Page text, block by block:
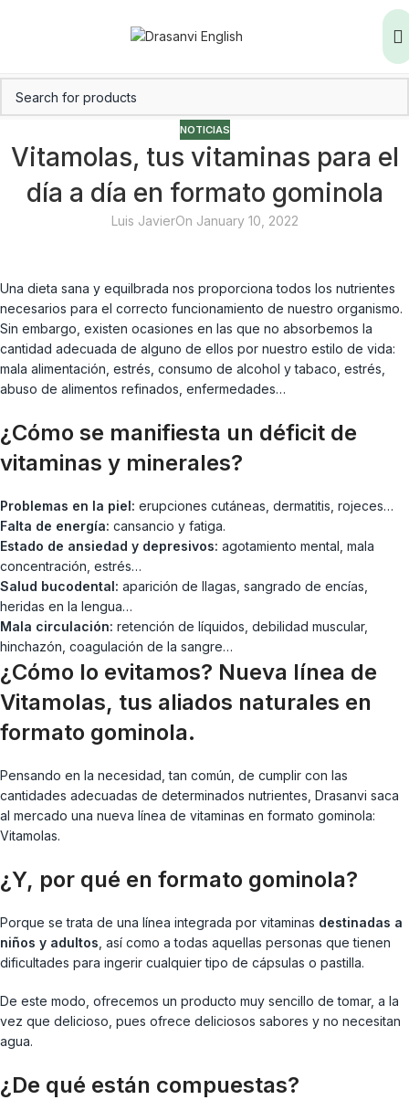
NOTICIAS
Vitamolas, tus vitaminas para el
día a día en formato gominola
Luis JavierOn January 10, 2022
Una dieta sana y equilbrada nos proporciona todos los nutrientes
necesarios para el correcto funcionamiento de nuestro organismo.
Sin embargo, existen ocasiones en las que no absorbemos la
cantidad adecuada de alguno de ellos por nuestro estilo de vida:
mala alimentación, estrés, consumo de alcohol y tabaco, estrés,
abuso de alimentos refinados, enfermedades…
¿Cómo se manifiesta un déficit de
vitaminas y minerales?
Problemas en la piel: erupciones cutáneas, dermatitis, rojeces…
Falta de energía: cansancio y fatiga.
Estado de ansiedad y depresivos: agotamiento mental, mala
concentración, estrés…
Salud bucodental: aparición de llagas, sangrado de encías,
heridas en la lengua…
Mala circulación: retención de líquidos, debilidad muscular,
hinchazón, coagulación de la sangre…
¿Cómo lo evitamos? Nueva línea de
Vitamolas, tus aliados naturales en
formato gominola.
Pensando en la necesidad, tan común, de cumplir con las
cantidades adecuadas de determinados nutrientes, Drasanvi saca
al mercado una nueva línea de vitaminas en formato gominola:
Vitamolas.
¿Y, por qué en formato gominola?
Porque se trata de una línea integrada por vitaminas destinadas a
niños y adultos , así como a todas aquellas personas que tienen
dificultades para ingerir cualquier tipo de cápsulas o pastilla.
De este modo, ofrecemos un producto muy sencillo de tomar, a la
vez que delicioso, pues ofrece deliciosos sabores y no necesitan
agua.
¿De qué están compuestas?